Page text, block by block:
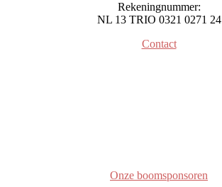
Rekeningnummer:
NL 13 TRIO 0321 0271 24
Contact
Onze boomsponsoren